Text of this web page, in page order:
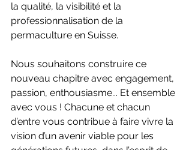
la qualité, la visibilité et la
professionnalisation de la
permaculture en Suisse.
Nous souhaitons construire ce
nouveau chapitre avec engagement,
passion, enthousiasme... Et ensemble
avec vous ! Chacune et chacun
d’entre vous contribue à faire vivre la
vision d’un avenir viable pour les